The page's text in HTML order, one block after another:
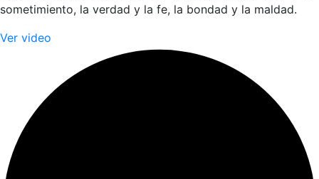
sometimiento, la verdad y la fe, la bondad y la maldad.
Ver video